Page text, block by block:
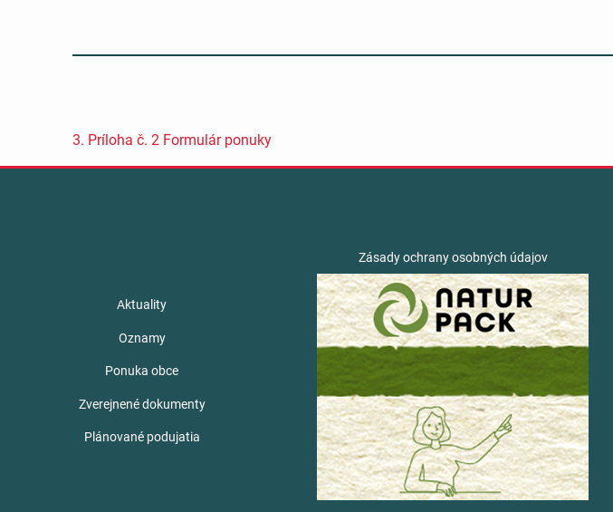
3. Príloha č. 2 Formulár ponuky
Aktuality
Oznamy
Ponuka obce
Zverejnené dokumenty
Plánované podujatia
Zásady ochrany osobných údajov